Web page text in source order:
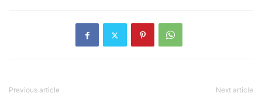
Previous article Next article